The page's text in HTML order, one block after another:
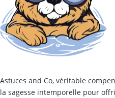
Astuces and Co, véritable
la sagesse intemporelle pour